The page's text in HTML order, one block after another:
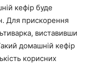
кефір буде
Для прискорення
виставивши
домашній кефір
корисних